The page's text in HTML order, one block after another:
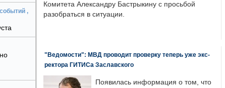
,
Комитета Александру Бастрыкину с просьбой
разобраться в ситуации.
"Ведомости": МВД проводит проверку теперь уже экс-
ректора ГИТИСа Заславского
Появилась информация о том, что